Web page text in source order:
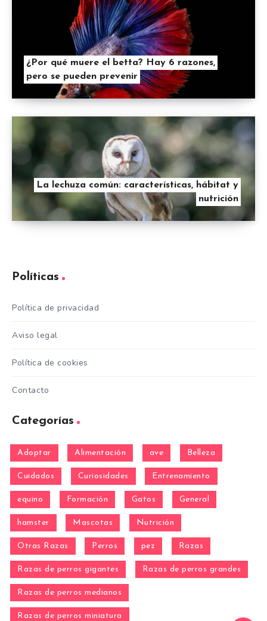
¿Por qué muere el betta? Hay 6 razones,
pero se pueden prevenir
La lechuza común: características, hábitat y
nutrición
Políticas
Política de privacidad
Aviso legal
Política de cookies
Contacto
Categorías
Adoptar Alimentación ave Belleza
Cuidados Curiosidades Entrenamiento
equino Formación Gatos General
hamster Mascotas Nutrición
Otras Razas Perros pez Razas
Razas de perros gigantes Razas de perros grandes
Razas de perros medianos
Razas de perros miniatura